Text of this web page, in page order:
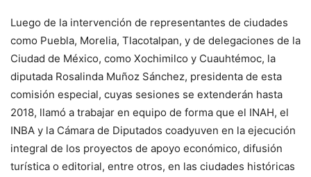
Luego de la intervención de representantes de ciudades
como Puebla, Morelia, Tlacotalpan, y de delegaciones de la
Ciudad de México, como Xochimilco y Cuauhtémoc, la
diputada Rosalinda Muñoz Sánchez, presidenta de esta
comisión especial, cuyas sesiones se extenderán hasta
2018, llamó a trabajar en equipo de forma que el INAH, el
INBA y la Cámara de Diputados coadyuven en la ejecución
integral de los proyectos de apoyo económico, difusión
turística o editorial, entre otros, en las ciudades históricas